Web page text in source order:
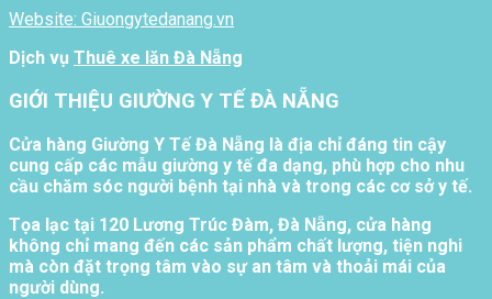
Website: Giuongytedanang.vn
Dịch vụ Thuê xe lăn Đà Nẵng
GIỚI THIỆU GIƯỜNG Y TẾ ĐÀ NẴNG
Cửa hàng Giường Y Tế Đà Nẵng là địa chỉ đáng tin cậy
cung cấp các mẫu giường y tế đa dạng, phù hợp cho nhu
cầu chăm sóc người bệnh tại nhà và trong các cơ sở y tế.
Tọa lạc tại 120 Lương Trúc Đàm, Đà Nẵng, cửa hàng
không chỉ mang đến các sản phẩm chất lượng, tiện nghi
mà còn đặt trọng tâm vào sự an tâm và thoải mái của
người dùng.